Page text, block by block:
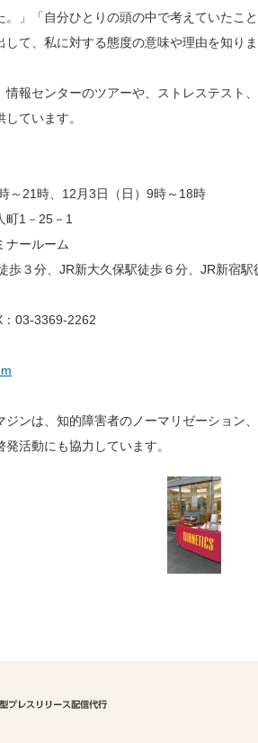
。」「自分ひとりの頭の中で考えていたこ
して、私に対する態度の意味や理由を知り
報センターのツアーや、ストレステスト
ています。
～21時、12月3日（日）9時～18時
町1－25－1
ナールーム
歩３分、JR新大久保駅徒歩６分、JR新宿
03-3369-2262
ンは、知的障害者のノーマリゼーション
発活動にも協力しています。